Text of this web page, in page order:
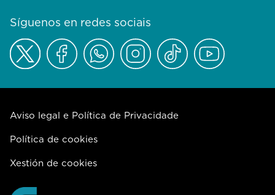
Síguenos en redes sociais
Aviso legal e Política de Privacidade
Política de cookies
Xestión de cookies